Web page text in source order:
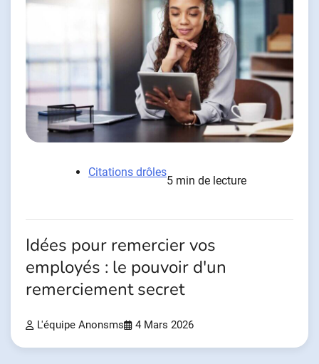
Citations drôles
5 min de lecture
Idées pour remercier vos
employés : le pouvoir d'un
remerciement secret
L'équipe Anonsms 4 Mars 2026